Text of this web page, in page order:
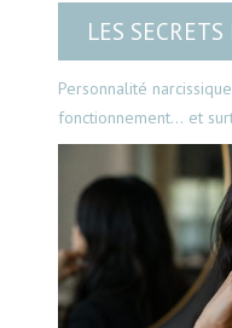
LES
Personnalité
fonctionnement… et